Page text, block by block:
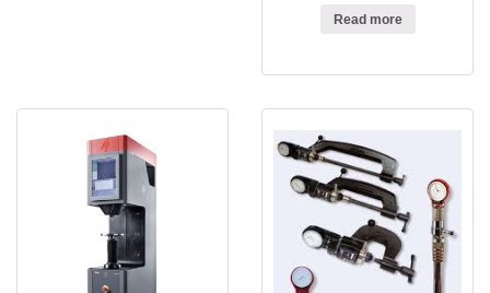
Read more